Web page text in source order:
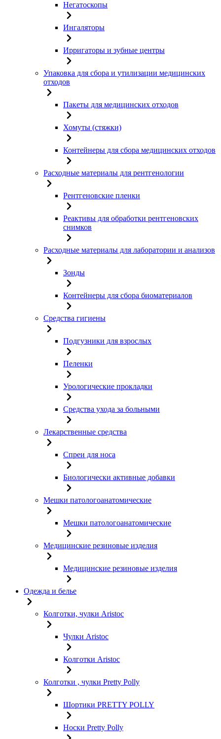
Негатоскопы
Ингаляторы
Ирригаторы и зубные центры
Упаковка для сбора и утилизации медицинских
отходов
Пакеты для медицинских отходов
Хомуты (стяжки)
Контейнеры для сбора медицинских отходов
Расходные материалы для рентгенологии
Рентгеновские пленки
Реактивы для обработки рентгеновских
снимков
Расходные материалы для лаборатории и анализов
Зонды
Контейнеры для сбора биоматериалов
Средства гигиены
Подгузники для взрослых
Пеленки
Урологические прокладки
Средства ухода за больными
Лекарственные средства
Спреи для носа
Биологически активные добавки
Мешки патологоанатомические
Мешки патологоанатомические
Медицинские резиновые изделия
Медицинские резиновые изделия
Одежда и белье
Колготки, чулки Aristoc
Чулки Aristoc
Колготки Aristoc
Колготки , чулки Pretty Polly
Шортики PRETTY POLLY
Носки Pretty Polly